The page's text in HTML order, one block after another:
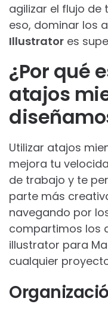
agilizar el flujo de
eso, dominar los
Illustrator es
¿Por qué
atajos
Utilizar atajos
mejora tu
de trabajo y te
parte más
navegando por
compartimos los
illustrator para
cualquier